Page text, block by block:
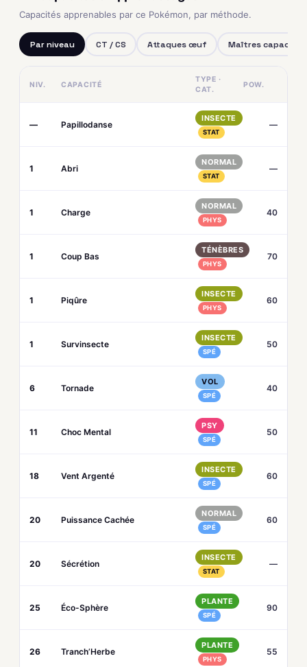
Capacités apprenables par ce Pokémon, par méthode.
Par niveau CT / CS Attaques œuf Maîtres capacités
NIV. CAPACITÉ
TYPE ·
CAT.
POW.
— Papillodanse
INSECTE
STAT
—
1 Abri
NORMAL
STAT
—
1 Charge
NORMAL
PHYS
40
1 Coup Bas
TÉNÈBRES
PHYS
70
1 Piqûre
INSECTE
PHYS
60
1 Survinsecte
INSECTE
SPÉ
50
6 Tornade
VOL
SPÉ
40
11 Choc Mental
PSY
SPÉ
50
18 Vent Argenté
INSECTE
SPÉ
60
20 Puissance Cachée
NORMAL
SPÉ
60
20 Sécrétion
INSECTE
STAT
—
25 Éco-Sphère
PLANTE
SPÉ
90
26 Tranch’Herbe
PLANTE
PHYS
55